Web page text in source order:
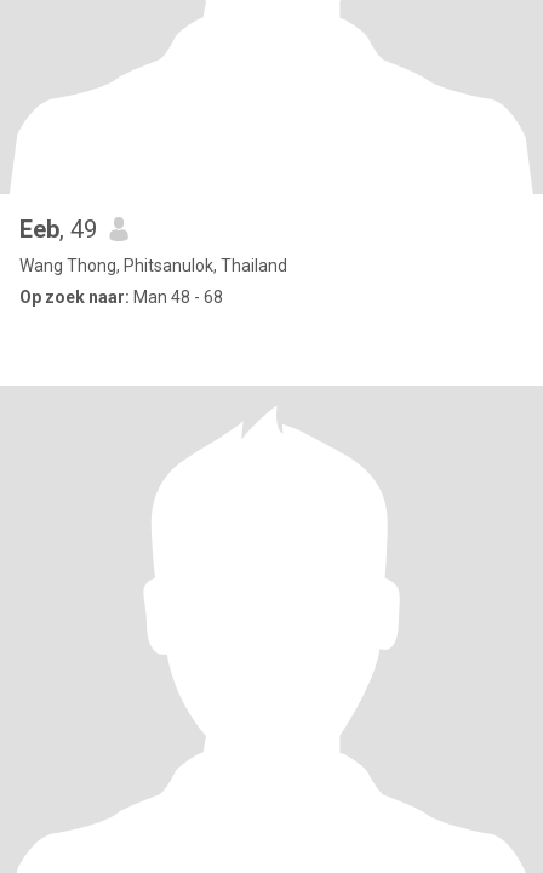
Eeb, 49
Wang Thong, Phitsanulok, Thailand
Op zoek naar: Man 48 - 68